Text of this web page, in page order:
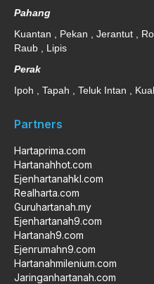
Pahang
Kuantan , Pekan , Jerantut ,
Raub , Lipis
Perak
Ipoh , Tapah , Teluk Intan ,
Partners
Hartaprima.com
Hartanahhot.com
Ejenhartanahkl.com
Realharta.com
Guruhartanah.my
Ejenhartanah9.com
Hartanah9.com
Ejenrumahn9.com
Hartanahmilenium.com
Jaringanhartanah.com